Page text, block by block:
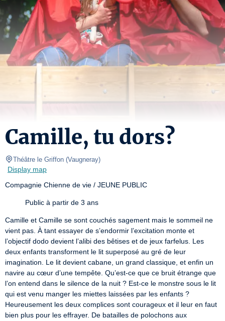
Camille, tu dors?
Théâtre le Griffon (Vaugneray)
Display map
Compagnie Chienne de vie / JEUNE PUBLIC
Public à partir de 3 ans
Camille et Camille se sont couchés sagement mais le sommeil ne
vient pas. À tant essayer de s’endormir l’excitation monte et
l’objectif dodo devient l’alibi des bêtises et de jeux farfelus. Les
deux enfants transforment le lit superposé au gré de leur
imagination. Le lit devient cabane, un grand classique, et enfin un
navire au cœur d’une tempête. Qu’est-ce que ce bruit étrange que
l’on entend dans le silence de la nuit ? Est-ce le monstre sous le lit
qui est venu manger les miettes laissées par les enfants ?
Heureusement les deux complices sont courageux et il leur en faut
bien plus pour les effrayer. De batailles de polochons aux